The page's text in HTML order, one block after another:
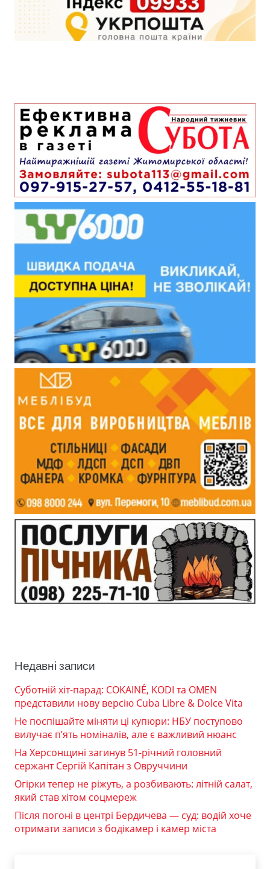
Недавні записи
Суботній хіт-парад: COKAINÉ, KODI та OMEN
представили нову версію Cuba Libre & Dolce Vita
Не поспішайте міняти ці купюри: НБУ поступово
вилучає п’ять номіналів, але є важливий нюанс
На Херсонщині загинув 51-річний головний
сержант Сергій Капітан з Овруччини
Огірки тепер не ріжуть, а розбивають: літній салат,
який став хітом соцмереж
Після погоні в центрі Бердичева — суд: водій хоче
отримати записи з бодікамер і камер міста